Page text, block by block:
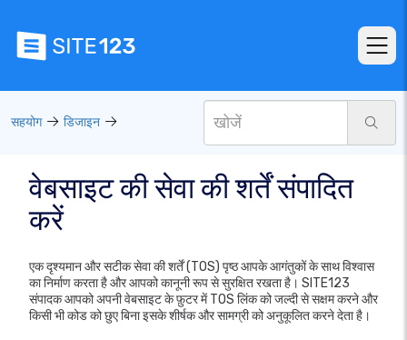
सहयोग डिजाइन
वेबसाइट की सेवा की शर्तें संपादित
करें
एक दृश्यमान और सटीक सेवा की शर्तें (TOS) पृष्ठ आपके आगंतुकों के साथ विश्वास
का निर्माण करता है और आपको कानूनी रूप से सुरक्षित रखता है। SITE123
संपादक आपको अपनी वेबसाइट के फ़ुटर में TOS लिंक को जल्दी से सक्षम करने और
किसी भी कोड को छुए बिना इसके शीर्षक और सामग्री को अनुकूलित करने देता है।